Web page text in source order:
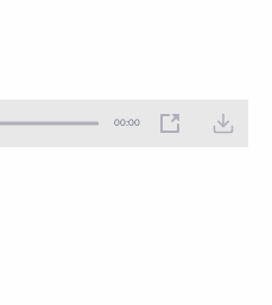
00:00